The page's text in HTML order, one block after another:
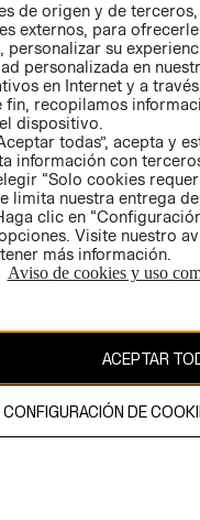
de origen y de
externos, para
personalizar su
personalizada en
en Internet y a
fin, recopilamos
dispositivo.
todas”, acepta y
información con
“Solo cookies
limita nuestra entrega
clic en
Visite nuestro
más información.
Aviso de cookies y uso
ACEPTAR
CONFIGURACIÓN DE